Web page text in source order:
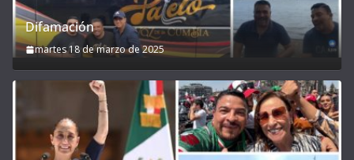
Difamación
martes 18 de marzo de 2025